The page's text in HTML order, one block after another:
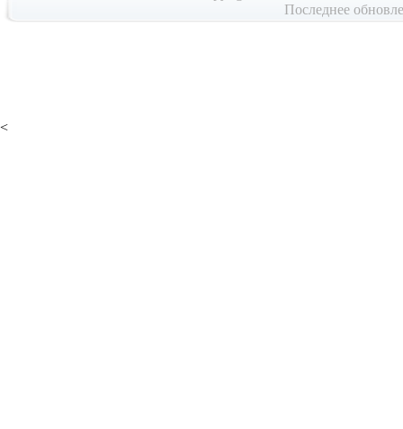
Последнее
<